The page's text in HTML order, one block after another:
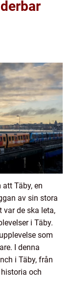
Täby, en
av sin stora
var de ska leta,
i Täby.
som
I denna
i Täby, från
och